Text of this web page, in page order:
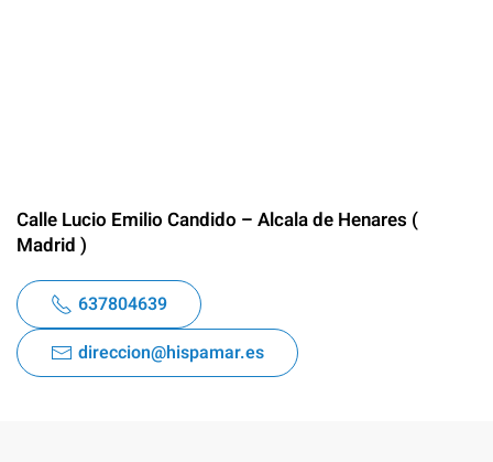
Calle Lucio Emilio Candido – Alcala de Henares (
Madrid )
637804639
direccion@hispamar.es